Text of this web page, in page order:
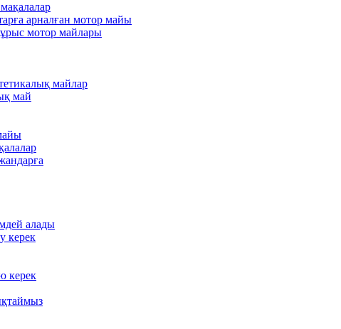
арналған мотор майы
мотор майлары
майлар
май
алады
керек
керек